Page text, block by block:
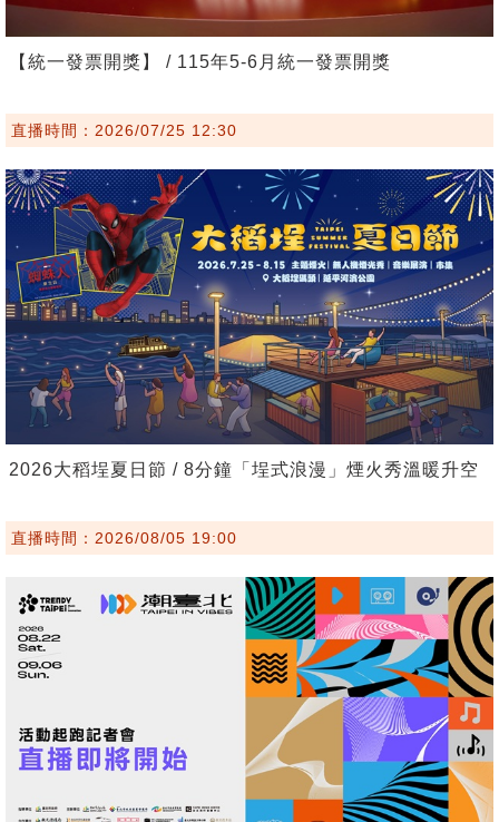
【統一發票開獎】 / 115年5-6月統一發票開獎
直播時間：2026/07/25 12:30
2026大稻埕夏日節 / 8分鐘「埕式浪漫」煙火秀溫暖升空
直播時間：2026/08/05 19:00